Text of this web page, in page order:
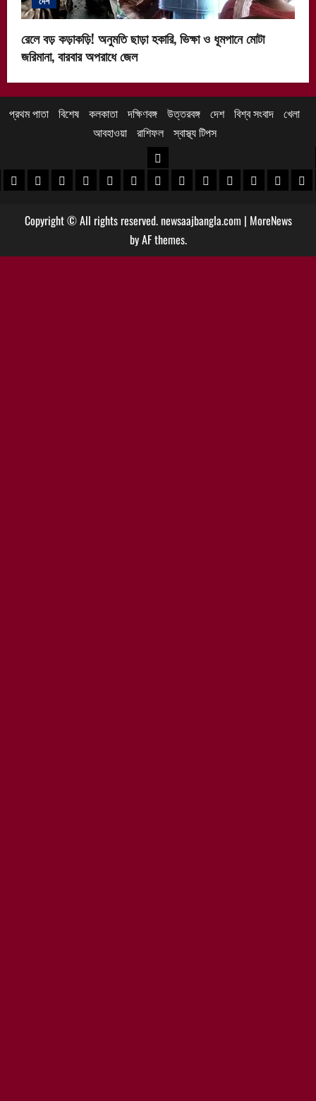
রেলে বড় কড়াকড়ি! অনুমতি ছাড়া হকারি, ভিক্ষা ও ধূমপানে মোটা
জরিমানা, বারবার অপরাধে জেল
প্রথম পাতা বিশেষ কলকাতা দক্ষিণবঙ্গ উত্তরবঙ্গ দেশ বিশ্ব সংবাদ খেলা
আবহাওয়া
রাশিফল স্বাস্থ্য টিপস
খবর
খবর
পুরুলিয়া খবর
বাঁকুড়া খবরপশ্চিম বর্ধমান খবর
পূর্ব বর্ধমান খবর
বীরভূম খবরমুর্শিদাবাদ খবর
উত্তরবঙ্গ
কোচবিহার নিউজ
আলিপুরদুয়ার খবর
জলপাইগুড়ি খবর
শিলিগুড়ি খবর
উত্তরদক্ষিণ
Copyright © All rights reserved. newsaajbangla.com | MoreNews
by AF themes.